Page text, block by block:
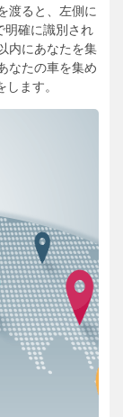
渡ると、左側に
明確に識別され
内にあなたを集
なたの車を集め
ます。